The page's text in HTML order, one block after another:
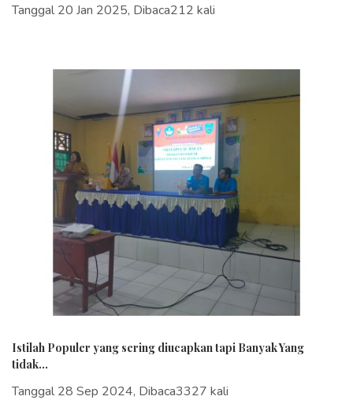
Tanggal 20 Jan 2025, Dibaca212 kali
Istilah Populer yang sering diucapkan tapi Banyak Yang
tidak...
Tanggal 28 Sep 2024, Dibaca3327 kali